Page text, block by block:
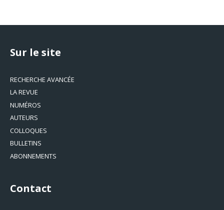
Sur le site
RECHERCHE AVANCÉE
LA REVUE
NUMÉROS
AUTEURS
COLLOQUES
BULLETINS
ABONNEMENTS
Contact